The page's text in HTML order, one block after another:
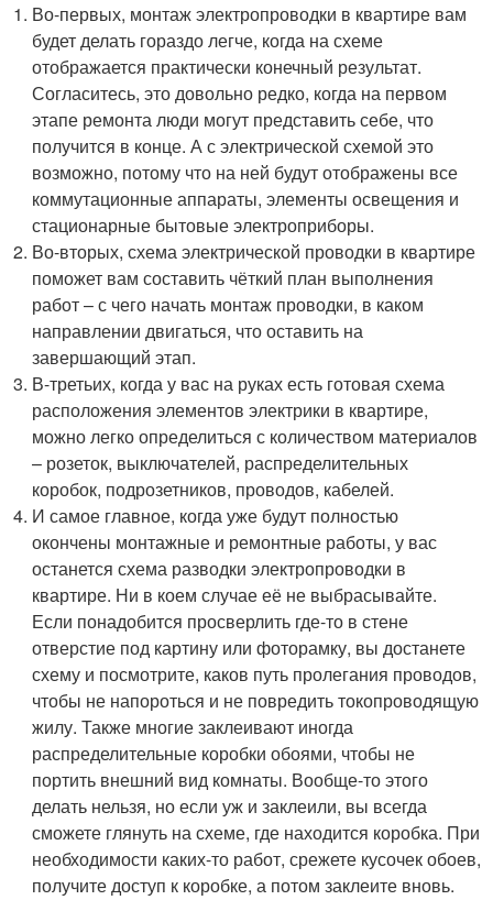
Во-первых, монтаж электропроводки в квартире вам
будет делать гораздо легче, когда на схеме
отображается практически конечный результат.
Согласитесь, это довольно редко, когда на первом
этапе ремонта люди могут представить себе, что
получится в конце. А с электрической схемой это
возможно, потому что на ней будут отображены все
коммутационные аппараты, элементы освещения и
стационарные бытовые электроприборы.
Во-вторых, схема электрической проводки в квартире
поможет вам составить чёткий план выполнения
работ – с чего начать монтаж проводки, в каком
направлении двигаться, что оставить на
завершающий этап.
В-третьих, когда у вас на руках есть готовая схема
расположения элементов электрики в квартире,
можно легко определиться с количеством материалов
– розеток, выключателей, распределительных
коробок, подрозетников, проводов, кабелей.
И самое главное, когда уже будут полностью
окончены монтажные и ремонтные работы, у вас
останется схема разводки электропроводки в
квартире. Ни в коем случае её не выбрасывайте.
Если понадобится просверлить где-то в стене
отверстие под картину или фоторамку, вы достанете
схему и посмотрите, каков путь пролегания проводов,
чтобы не напороться и не повредить токопроводящую
жилу. Также многие заклеивают иногда
распределительные коробки обоями, чтобы не
портить внешний вид комнаты. Вообще-то этого
делать нельзя, но если уж и заклеили, вы всегда
сможете глянуть на схеме, где находится коробка. При
необходимости каких-то работ, срежете кусочек обоев,
получите доступ к коробке, а потом заклеите вновь.